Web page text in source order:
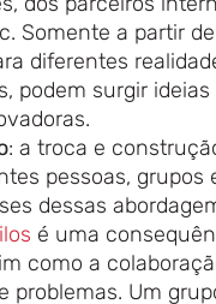
Somente a partir
diferentes
podem surgir ideias
: a troca e
pessoas, grupos
dessas
é uma
como a
problemas. Um